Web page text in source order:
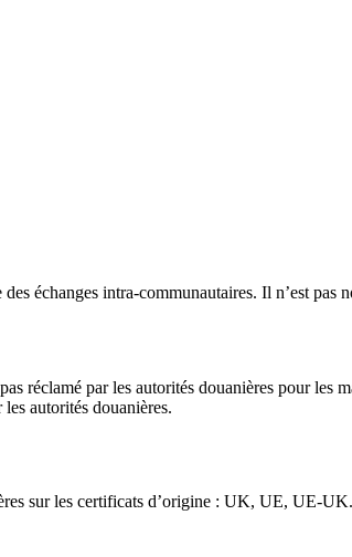
échanges intra-communautaires. Il n’est
réclamé par les autorités douanières pour les
autorités douanières.
sur les certificats d’origine : UK, UE, UE-UK.